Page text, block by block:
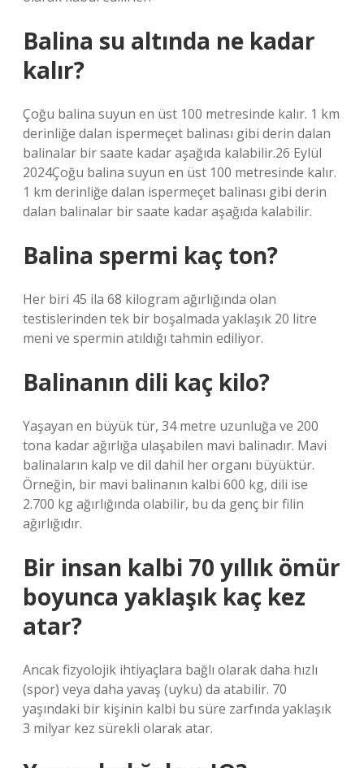
Balina su altında ne kadar
kalır?
Çoğu balina suyun en üst 100 metresinde kalır. 1 km
derinliğe dalan ispermeçet balinası gibi derin dalan
balinalar bir saate kadar aşağıda kalabilir.26 Eylül
2024Çoğu balina suyun en üst 100 metresinde kalır.
1 km derinliğe dalan ispermeçet balinası gibi derin
dalan balinalar bir saate kadar aşağıda kalabilir.
Balina spermi kaç ton?
Her biri 45 ila 68 kilogram ağırlığında olan
testislerinden tek bir boşalmada yaklaşık 20 litre
meni ve spermin atıldığı tahmin ediliyor.
Balinanın dili kaç kilo?
Yaşayan en büyük tür, 34 metre uzunluğa ve 200
tona kadar ağırlığa ulaşabilen mavi balinadır. Mavi
balinaların kalp ve dil dahil her organı büyüktür.
Örneğin, bir mavi balinanın kalbi 600 kg, dili ise
2.700 kg ağırlığında olabilir, bu da genç bir filin
ağırlığıdır.
Bir insan kalbi 70 yıllık ömür
boyunca yaklaşık kaç kez
atar?
Ancak fizyolojik ihtiyaçlara bağlı olarak daha hızlı
(spor) veya daha yavaş (uyku) da atabilir. 70
yaşındaki bir kişinin kalbi bu süre zarfında yaklaşık
3 milyar kez sürekli olarak atar.